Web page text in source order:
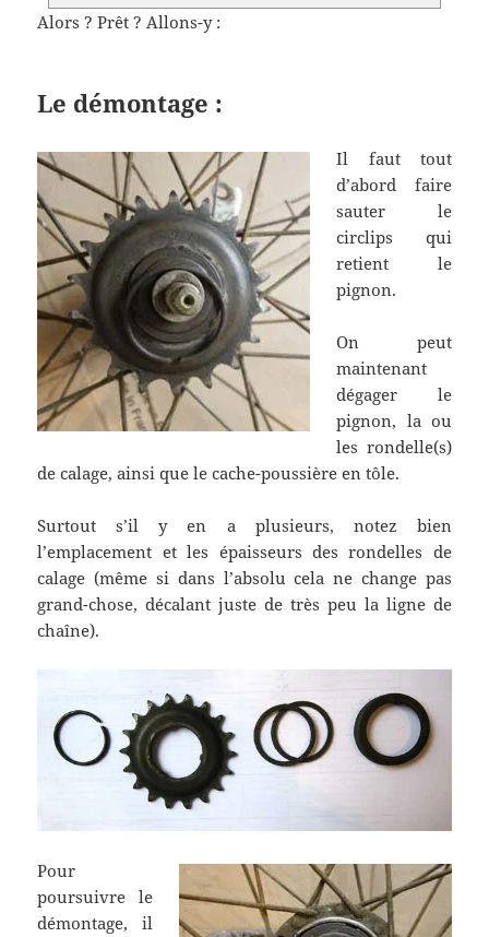
Alors ? Prêt ? Allons-y :
Le démontage :
Il faut tout
d’abord faire
sauter le
circlips qui
retient le
pignon.
On peut
maintenant
dégager le
pignon, la ou
les rondelle(s)
de calage, ainsi que le cache-poussière en tôle.
Surtout s’il y en a plusieurs, notez bien
l’emplacement et les épaisseurs des rondelles de
calage (même si dans l’absolu cela ne change pas
grand-chose, décalant juste de très peu la ligne de
chaîne).
Pour
poursuivre le
démontage, il